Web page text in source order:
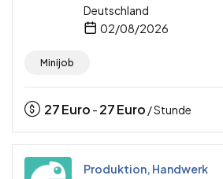
Deutschland
02/08/2026
Minijob
27Euro - 27Euro / Stunde
Produktion, Handwerk